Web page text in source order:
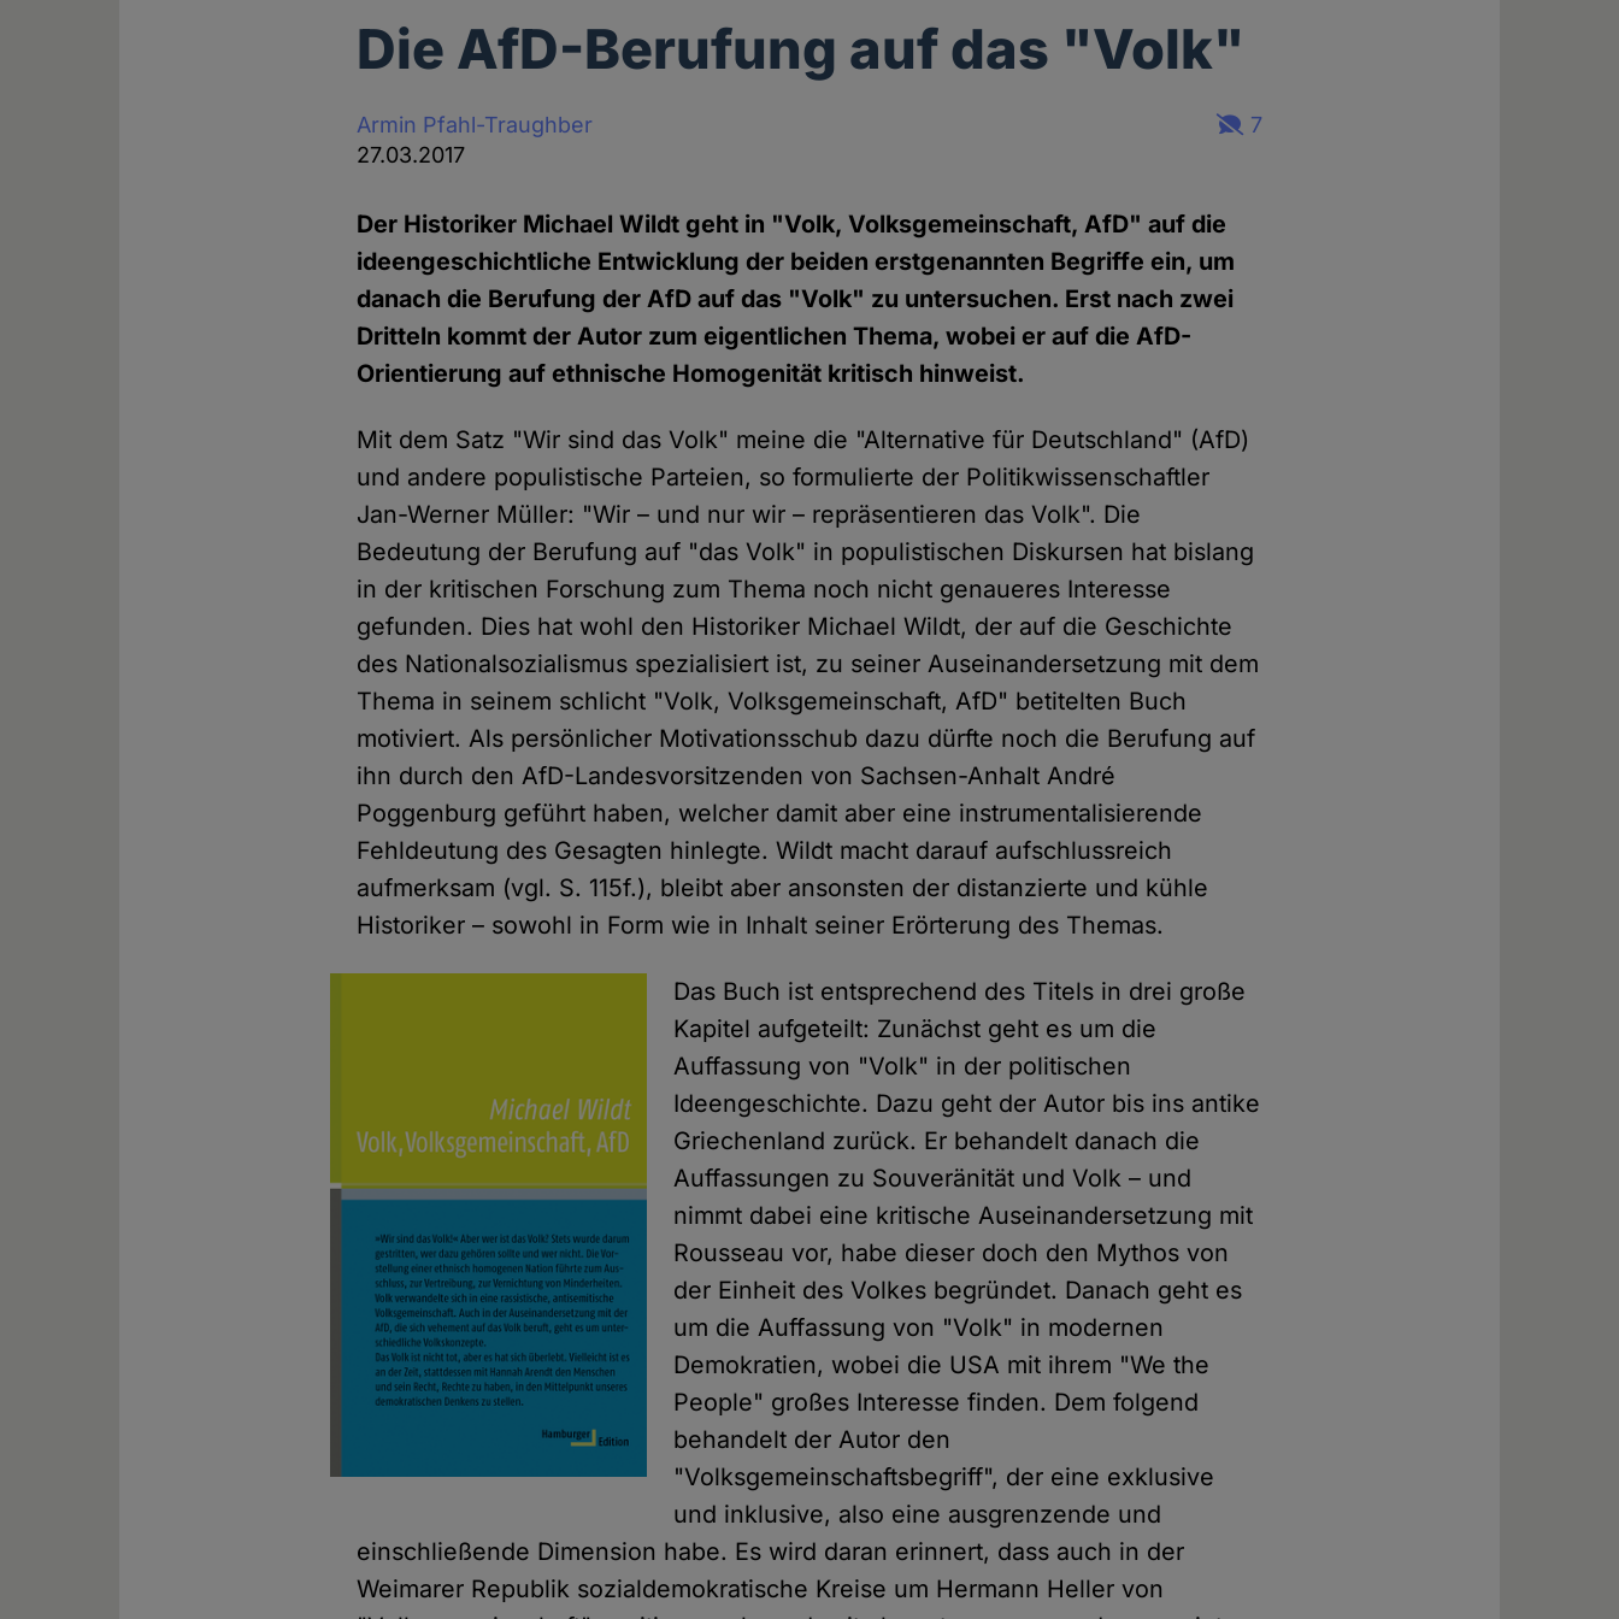
Die AfD-Berufung auf das "Volk"
Armin Pfahl-Traughber
27.03.2017
7
Der Historiker Michael Wildt geht in "Volk, Volksgemeinschaft, AfD" auf die
ideengeschichtliche Entwicklung der beiden erstgenannten Begriffe ein, um
danach die Berufung der AfD auf das "Volk" zu untersuchen. Erst nach zwei
Dritteln kommt der Autor zum eigentlichen Thema, wobei er auf die AfD-
Orientierung auf ethnische Homogenität kritisch hinweist.
Mit dem Satz "Wir sind das Volk" meine die "Alternative für Deutschland" (AfD)
und andere populistische Parteien, so formulierte der Politikwissenschaftler
Jan-Werner Müller: "Wir – und nur wir – repräsentieren das Volk". Die
Bedeutung der Berufung auf "das Volk" in populistischen Diskursen hat bislang
in der kritischen Forschung zum Thema noch nicht genaueres Interesse
gefunden. Dies hat wohl den Historiker Michael Wildt, der auf die Geschichte
des Nationalsozialismus spezialisiert ist, zu seiner Auseinandersetzung mit dem
Thema in seinem schlicht "Volk, Volksgemeinschaft, AfD" betitelten Buch
motiviert. Als persönlicher Motivationsschub dazu dürfte noch die Berufung auf
ihn durch den AfD-Landesvorsitzenden von Sachsen-Anhalt André
Poggenburg geführt haben, welcher damit aber eine instrumentalisierende
Fehldeutung des Gesagten hinlegte. Wildt macht darauf aufschlussreich
aufmerksam (vgl. S. 115f.), bleibt aber ansonsten der distanzierte und kühle
Historiker – sowohl in Form wie in Inhalt seiner Erörterung des Themas.
Das Buch ist entsprechend des Titels in drei große
Kapitel aufgeteilt: Zunächst geht es um die
Auffassung von "Volk" in der politischen
Ideengeschichte. Dazu geht der Autor bis ins antike
Griechenland zurück. Er behandelt danach die
Auffassungen zu Souveränität und Volk – und
nimmt dabei eine kritische Auseinandersetzung mit
Rousseau vor, habe dieser doch den Mythos von
der Einheit des Volkes begründet. Danach geht es
um die Auffassung von "Volk" in modernen
Demokratien, wobei die USA mit ihrem "We the
People" großes Interesse finden. Dem folgend
behandelt der Autor den
"Volksgemeinschaftsbegriff", der eine exklusive
und inklusive, also eine ausgrenzende und
einschließende Dimension habe. Es wird daran erinnert, dass auch in der
Weimarer Republik sozialdemokratische Kreise um Hermann Heller von